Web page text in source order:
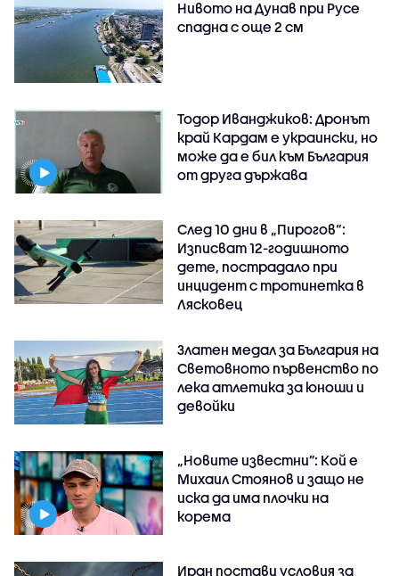
Нивото на Дунав при Русе
спадна с още 2 см
Тодор Иванджиков: Дронът
край Кардам е украински, но
може да е бил към България
от друга държава
След 10 дни в „Пирогов“:
Изписват 12-годишното
дете, пострадало при
инцидент с тротинетка в
Лясковец
Златен медал за България на
Световното първенство по
лека атлетика за юноши и
девойки
„Новите известни”: Кой е
Михаил Стоянов и защо не
иска да има плочки на
корема
Иран постави условия за